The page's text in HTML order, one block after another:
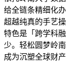
给全链条精细化
超越纯真的手艺
特色是「跨学科
少。轻松圆梦岭
成为沉塑全球财